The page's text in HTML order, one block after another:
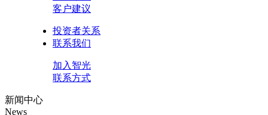
客户建议
投资者关系
联系我们
加入智光
联系方式
新闻中心
News